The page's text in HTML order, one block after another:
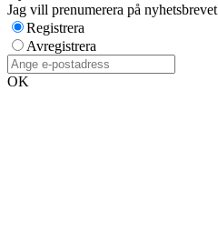
Jag vill prenumerera på nyhetsbrevet
Registrera
Avregistrera
OK